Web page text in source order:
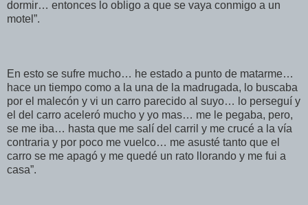
dormir… entonces lo obligo a que se vaya conmigo a un
motel”.
En esto se sufre mucho… he estado a punto de matarme…
hace un tiempo como a la una de la madrugada, lo buscaba
por el malecón y vi un carro parecido al suyo… lo perseguí y
el del carro aceleró mucho y yo mas… me le pegaba, pero,
se me iba… hasta que me salí del carril y me crucé a la vía
contraria y por poco me vuelco… me asusté tanto que el
carro se me apagó y me quedé un rato llorando y me fui a
casa”.